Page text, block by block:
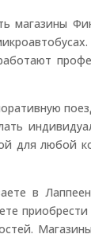
магазины
для любой
в